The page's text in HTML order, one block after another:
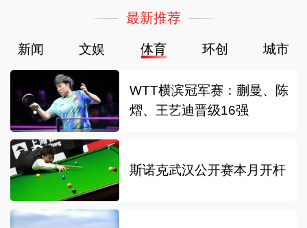
最新推荐
新闻 文娱 体育 环创 城市
WTT横滨冠军赛：蒯曼、陈
熠、王艺迪晋级16强
斯诺克武汉公开赛本月开杆